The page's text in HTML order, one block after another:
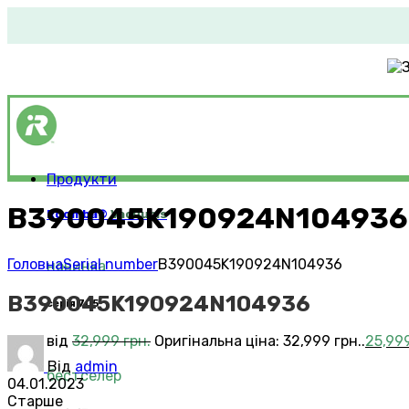
Продукти
Roomba®Vacuums
новинка
серія 705
від 32,999грн. Оригінальна ціна: 32,999 грн..
бестселер
B390045K190924N104936
ГоловнаSerial numberB390045K190924N104936
B390045K190924N104936
Від admin
04.01.2023
Старше